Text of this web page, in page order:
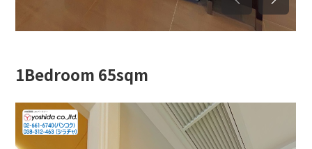
1Bedroom 65sqm